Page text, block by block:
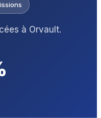
à Orvault.